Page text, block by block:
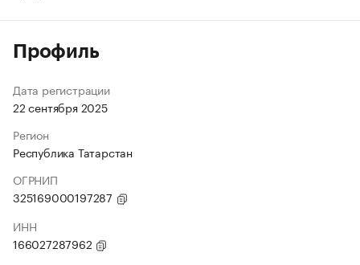
Профиль
Дата регистрации
22 сентября 2025
Регион
Республика Татарстан
ОГРНИП
325169000197287
ИНН
166027287962